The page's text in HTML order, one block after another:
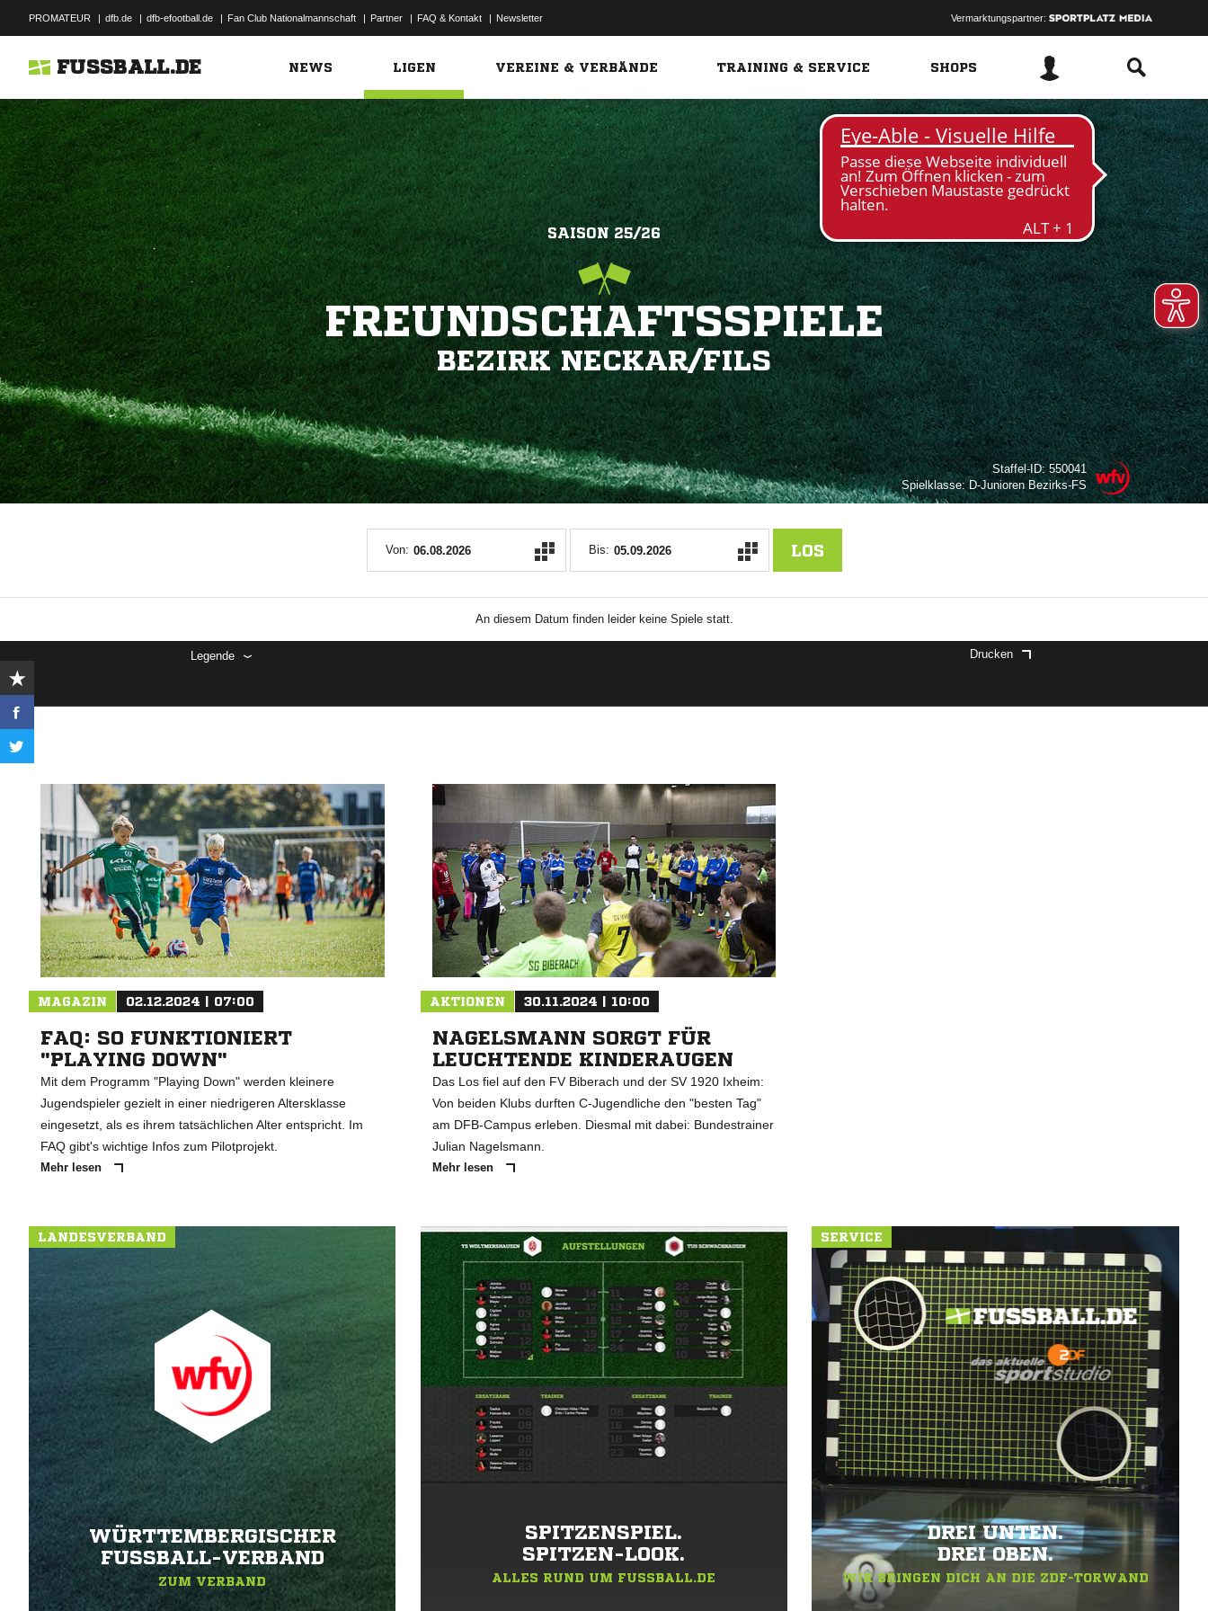
PROMATEUR | dfb.de | dfb-efootball.de | Fan Club Nationalmannschaft | Partner | FAQ & Kontakt | Newsletter Vermarktungspartner:
FUSSBALL.DE NEWS LIGEN VEREINE & VERBÄNDE TRAINING & SERVICE SHOPS
SAISON 25/26
FREUNDSCHAFTSSPIELE
BEZIRK NECKAR/FILS
Staffel-ID: 550041
Spielklasse: D-Junioren Bezirks-FS
Von: Bis: LOS
An diesem Datum finden leider keine Spiele statt.
Legende Drucken
MAGAZIN 02.12.2024 | 07:00
FAQ: SO FUNKTIONIERT
"PLAYING DOWN"
Mit dem Programm "Playing Down" werden kleinere
Jugendspieler gezielt in einer niedrigeren Altersklasse
eingesetzt, als es ihrem tatsächlichen Alter entspricht. Im
FAQ gibt's wichtige Infos zum Pilotprojekt.
Mehr lesen
AKTIONEN 30.11.2024 | 10:00
NAGELSMANN SORGT FÜR
LEUCHTENDE KINDERAUGEN
Das Los fiel auf den FV Biberach und der SV 1920 Ixheim:
Von beiden Klubs durften C-Jugendliche den "besten Tag"
am DFB-Campus erleben. Diesmal mit dabei: Bundestrainer
Julian Nagelsmann.
Mehr lesen
LANDESVERBAND
WÜRTTEMBERGISCHER
FUSSBALL-VERBAND
ZUM VERBAND
SPITZENSPIEL.
SPITZEN-LOOK.
ALLES RUND UM FUSSBALL.DE
SERVICE
DREI UNTEN.
DREI OBEN.
WIR BRINGEN DICH AN DIE ZDF-TORWAND